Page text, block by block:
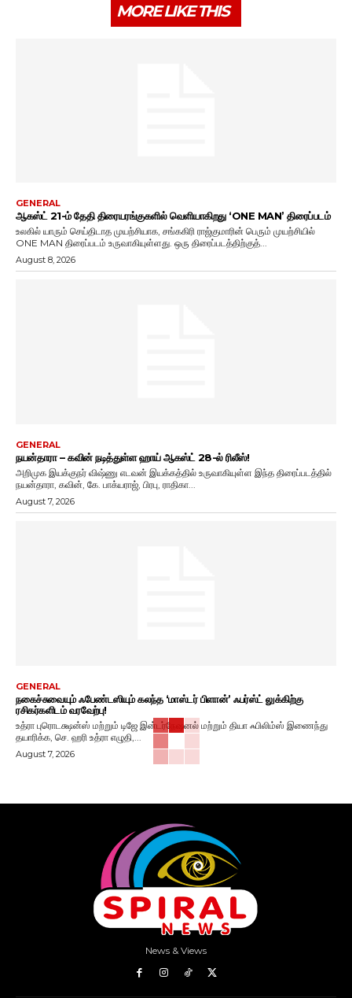
MORE LIKE THIS
GENERAL
ஆகஸ்ட் 21-ம் தேதி திரையரங்குகளில் வெளியாகிறது ‘ONE MAN’ திரைப்படம்
உலகில் யாரும் செய்திடாத முயற்சியாக, சங்ககிரி ராஜ்குமாரின் பெரும் முயற்சியில்
ONE MAN திரைப்படம் உருவாகியுள்ளது. ஒரு திரைப்படத்திற்குத்...
August 8, 2026
GENERAL
நயன்தாரா – கவின் நடித்துள்ள ஹாய் ஆகஸ்ட் 28-ல் ரிலீஸ்!
அறிமுக இயக்குநர் விஷ்ணு எடவன் இயக்கத்தில் உருவாகியுள்ள இந்த திரைப்படத்தில்
நயன்தாரா, கவின், கே. பாக்யராஜ், பிரபு, ராதிகா...
August 7, 2026
GENERAL
நகைச்சுவையும் ஃபேண்டஸியும் கலந்த ‘மாஸ்டர் பிளான்’ ஃபர்ஸ்ட் லுக்கிற்கு
ரசிகர்களிடம் வரவேற்பு!
உத்ரா புரொடக்ஷன்ஸ் மற்றும் டிஜே இன்டர்நேஷனல் மற்றும் தியா ஃபிலிம்ஸ் இணைந்து
தயாரிக்க, செ. ஹரி உத்ரா எழுதி,...
August 7, 2026
News & Views